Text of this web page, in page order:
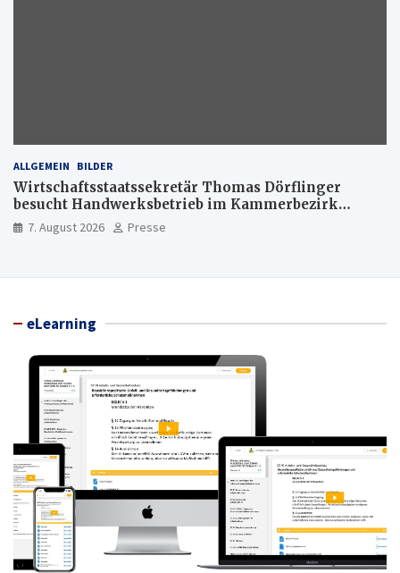
ALLGEMEIN BILDER
Wirtschaftsstaatssekretär Thomas Dörflinger
besucht Handwerksbetrieb im Kammerbezirk
Freiburg
7. August 2026 Presse
eLearning